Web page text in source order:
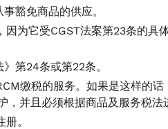
豁免商品的供应。
为它受CGST法案第23条的具
第24条或第22条。
缴税的服务。如果是这样的
并且必须根据商品及服务税法
。